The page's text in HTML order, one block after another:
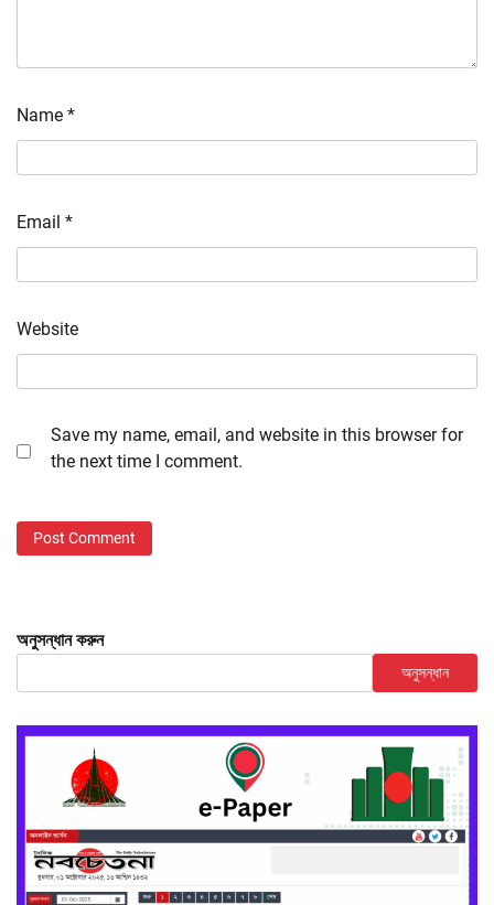
Name *
Email *
Website
Save my name, email, and website in this browser for
the next time I comment.
অনুসন্ধান করুন
অনুসন্ধান